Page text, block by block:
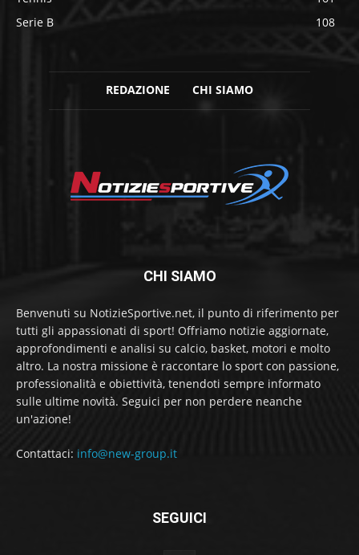
Serie B
108
REDAZIONE CHI SIAMO
CHI SIAMO
Benvenuti su NotizieSportive.net, il punto di riferimento per
tutti gli appassionati di sport! Offriamo notizie aggiornate,
approfondimenti e analisi su calcio, basket, motori e molto
altro. La nostra missione è raccontare lo sport con passione,
professionalità e obiettività, tenendoti sempre informato
sulle ultime novità. Seguici per non perdere neanche
un'azione!
Contattaci: info@new-group.it
SEGUICI